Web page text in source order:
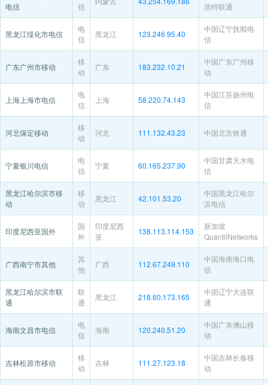
电信
信
浩特联通
黑龙江绥化市电信
电
信
黑龙江 123.246.95.40
中国辽宁抚顺电
信
广东广州市移动
移
动
广东 183.232.10.21
中国广东广州移
动
上海上海市电信
电
信
上海 58.220.74.143
中国江苏扬州电
信
河北保定移动
移
动
河北 111.132.43.23 中国北京铁通
宁夏银川电信
电
信
宁夏 60.165.237.90
中国甘肃天水电
信
黑龙江哈尔滨市移
动
移
动
黑龙江 42.101.53.20
中国黑龙江哈尔
滨电信
印度尼西亚国外
国
外
印度尼西
亚
138.113.114.153
新加坡
QuantilNetworks
广西南宁市其他
其
他
广西 112.67.249.110
中国海南海口电
信
黑龙江哈尔滨市联
通
联
通
黑龙江 218.60.173.165
中国辽宁大连联
通
海南文昌市电信
电
信
海南 120.240.51.20
中国广东佛山移
动
吉林松原市移动
移
动
吉林 111.27.123.18
中国吉林长春移
动